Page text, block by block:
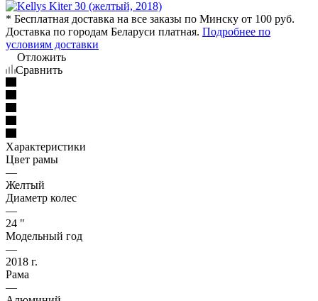
* Бесплатная доставка на все заказы по Минску от 100 руб.
Доставка по городам Беларуси платная. Подробнее по
условиям доставки
Отложить
Сравнить
Характеристики
Цвет рамы
—
Желтый
Диаметр колес
—
24 "
Модельный год
—
2018 г.
Рама
—